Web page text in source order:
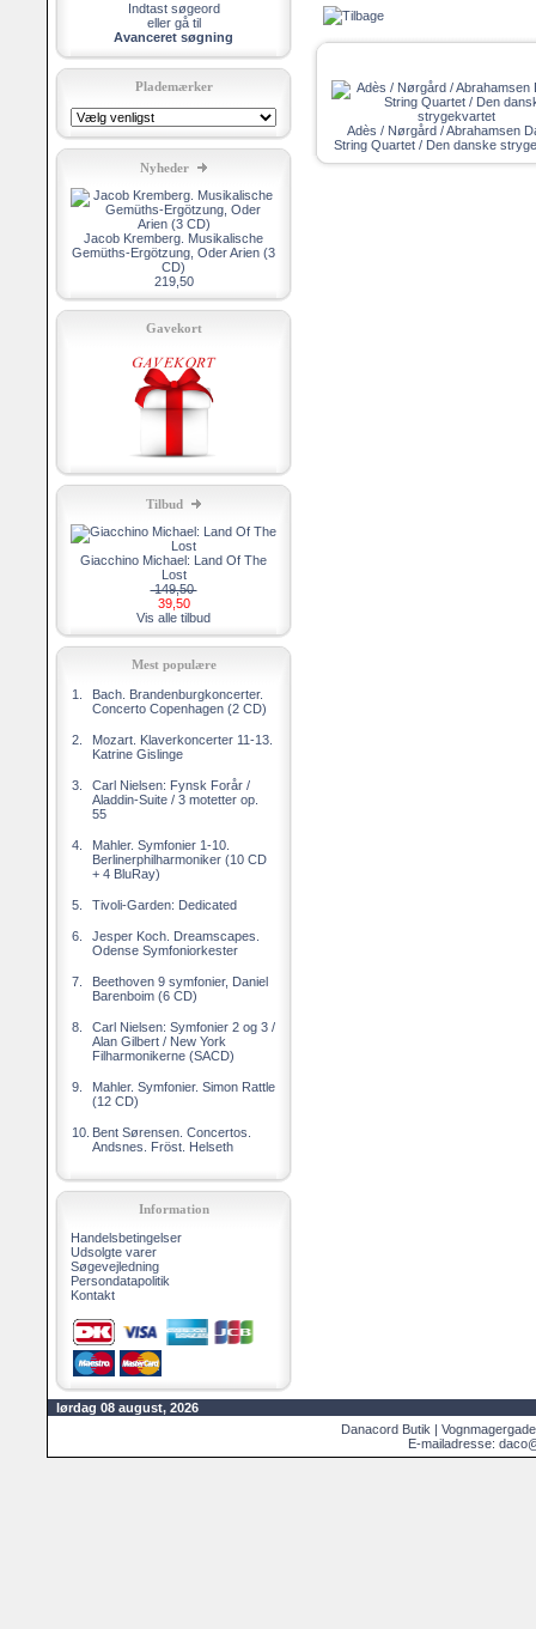
Indtast søgeord
eller gå til
Avanceret søgning
Plademærker
Nyheder
Jacob Kremberg. Musikalische
Gemüths-Ergötzung, Oder Arien (3
CD)
219,50
Gavekort
Tilbud
Giacchino Michael: Land Of The
Lost
149,50
39,50
Vis alle tilbud
Mest populære
1.
Bach. Brandenburgkoncerter.
Concerto Copenhagen (2 CD)
2.
Mozart. Klaverkoncerter 11-13.
Katrine Gislinge
3.
Carl Nielsen: Fynsk Forår /
Aladdin-Suite / 3 motetter op.
55
4.
Mahler. Symfonier 1-10.
Berlinerphilharmoniker (10 CD
+ 4 BluRay)
5. Tivoli-Garden: Dedicated
6.
Jesper Koch. Dreamscapes.
Odense Symfoniorkester
7.
Beethoven 9 symfonier, Daniel
Barenboim (6 CD)
8.
Carl Nielsen: Symfonier 2 og 3 /
Alan Gilbert / New York
Filharmonikerne (SACD)
9.
Mahler. Symfonier. Simon Rattle
(12 CD)
10. Bent Sørensen. Concertos.
Andsnes. Fröst. Helseth
Information
Handelsbetingelser
Udsolgte varer
Søgevejledning
Persondatapolitik
Kontakt
Adès / Nørgård / Abrahamsen
String Quartet / Den danske
lørdag 08 august, 2026
Danacord Butik |
E-mailadresse: